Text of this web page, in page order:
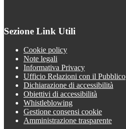
Sezione Link Utili
Cookie policy
Note legali
Informativa Privacy
Ufficio Relazioni con il Pubblico
Dichiarazione di accessibilità
Obiettivi di accessibilità
Whistleblowing
Gestione consensi cookie
Amministrazione trasparente